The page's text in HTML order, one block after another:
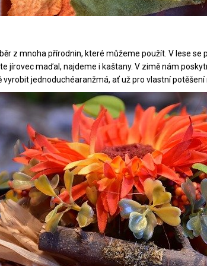
z mnoha přírodnin, které můžeme použít. V lese se
jírovec maďal, najdeme i kaštany. V zimě nám
vyrobit jednoduchéaranžmá, ať už pro vlastní potěšení